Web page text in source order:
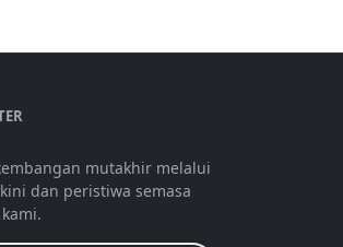
mutakhir melalui
dan peristiwa semasa